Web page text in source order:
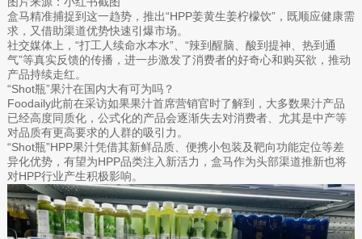
盒马精准捕捉到这一趋势，推出“HPP姜黄生姜柠檬饮”，既顺应健康需
求，又借助渠道优势快速引爆市场。
社交媒体上，“打工人续命水本水”、“辣到醒脑、酸到提神、热到通
气”等真实反馈的传播，进一步激发了消费者的好奇心和购买欲，推动
产品持续走红。
“Shot瓶”果汁在国内大有可为吗？
Foodaily此前在采访如果果汁首席营销官时了解到，大多数果汁产品
已经高度同质化，公式化的产品会逐渐失去对消费者、尤其是中产等
对品质有更高要求的人群的吸引力。
“Shot瓶”HPP果汁凭借其新鲜品质、便携小包装及靶向功能定位等差
异化优势，有望为HPP品类注入新活力，盒马作为头部渠道推新也将
对HPP行业产生积极影响。